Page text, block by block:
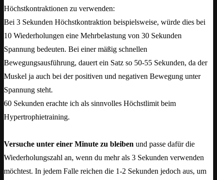
Höchstkontraktionen zu verwenden:
Bei 3 Sekunden Höchstkontraktion beispielsweise, würde dies bei
10 Wiederholungen eine Mehrbelastung von 30 Sekunden
Spannung bedeuten. Bei einer mäßig schnellen
Bewegungsausführung, dauert ein Satz so 50-55 Sekunden, da der
Muskel ja auch bei der positiven und negativen Bewegung unter
Spannung steht.
60 Sekunden erachte ich als sinnvolles Höchstlimit beim
Hypertrophietraining.
Versuche unter einer Minute zu bleiben und passe dafür die
Wiederholungszahl an, wenn du mehr als 3 Sekunden verwenden
möchtest. In jedem Falle reichen die 1-2 Sekunden jedoch aus, um